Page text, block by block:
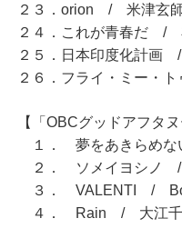
２３．orion / 米津玄師
２４．これが青春だ /
２５．日本印度化計画
２６．フライ・ミー・
【「OBCグッドアフタ
１． 夢をあきらめ
２． ソメイヨシノ /
３． VALENTI /
４． Rain / 大江千